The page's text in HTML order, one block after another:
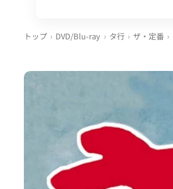
トップ DVD/Blu-ray タ行 ザ・定番